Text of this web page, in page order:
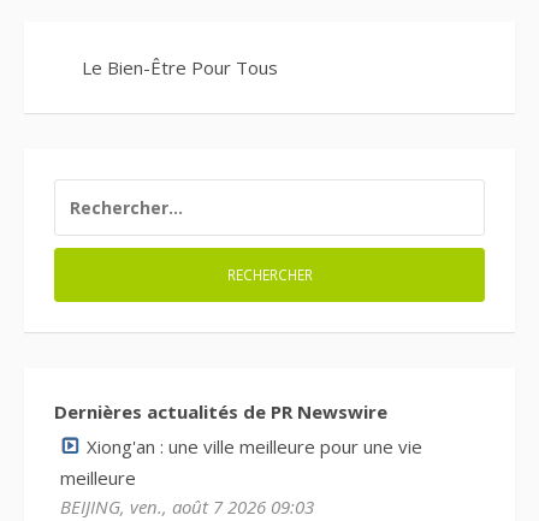
Le Bien-Être Pour Tous
Dernières actualités de PR Newswire
Xiong'an : une ville meilleure pour une vie
meilleure
BEIJING, ven., août 7 2026 09:03